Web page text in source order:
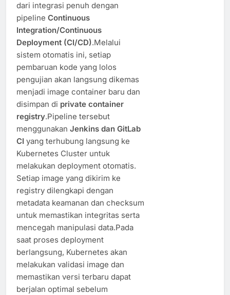
dari integrasi penuh dengan
pipeline Continuous
Integration/Continuous
Deployment (CI/CD).Melalui
sistem otomatis ini, setiap
pembaruan kode yang lolos
pengujian akan langsung dikemas
menjadi image container baru dan
disimpan di private container
registry.Pipeline tersebut
menggunakan Jenkins dan GitLab
CI yang terhubung langsung ke
Kubernetes Cluster untuk
melakukan deployment otomatis.
Setiap image yang dikirim ke
registry dilengkapi dengan
metadata keamanan dan checksum
untuk memastikan integritas serta
mencegah manipulasi data.Pada
saat proses deployment
berlangsung, Kubernetes akan
melakukan validasi image dan
memastikan versi terbaru dapat
berjalan optimal sebelum